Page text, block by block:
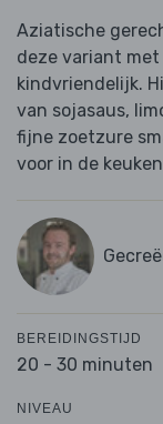
Aziatische
deze variant met
kindvriendelijk.
van sojasaus,
fijne zoetzure
voor in de
BEREIDINGSTIJD
20 - 30 minuten
NIVEAU